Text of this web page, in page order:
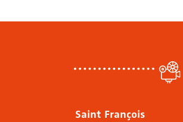
Saint François